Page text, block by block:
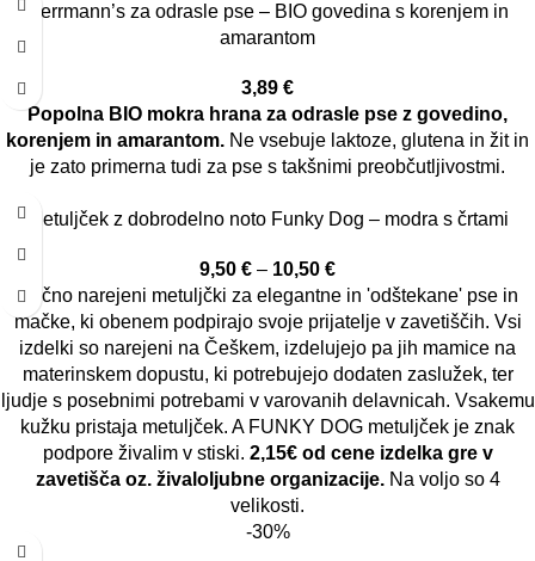
Herrmann’s za odrasle pse – BIO govedina s korenjem in
amarantom
3,89 €
Popolna BIO mokra hrana za odrasle pse z govedino,
korenjem in amarantom. Ne vsebuje laktoze, glutena in žit in
je zato primerna tudi za pse s takšnimi preobčutljivostmi.
Metuljček z dobrodelno noto Funky Dog – modra s črtami
9,50 € – 10,50 €
Ročno narejeni metuljčki za elegantne in 'odštekane' pse in
mačke, ki obenem podpirajo svoje prijatelje v zavetiščih. Vsi
izdelki so narejeni na Češkem, izdelujejo pa jih mamice na
materinskem dopustu, ki potrebujejo dodaten zaslužek, ter
ljudje s posebnimi potrebami v varovanih delavnicah. Vsakemu
kužku pristaja metuljček. A FUNKY DOG metuljček je znak
podpore živalim v stiski. 2,15€ od cene izdelka gre v
zavetišča oz. živaloljubne organizacije.Na voljo so 4
velikosti.
-30%